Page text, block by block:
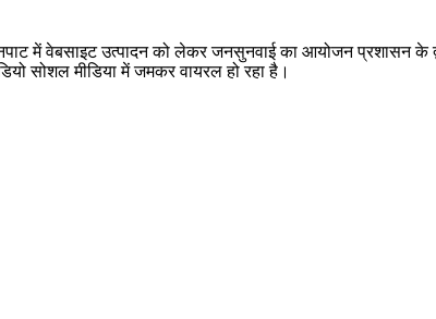
में वेबसाइट उत्पादन को लेकर जनसुनवाई का आयोजन प्रशासन के
सोशल मीडिया में जमकर वायरल हो रहा है।